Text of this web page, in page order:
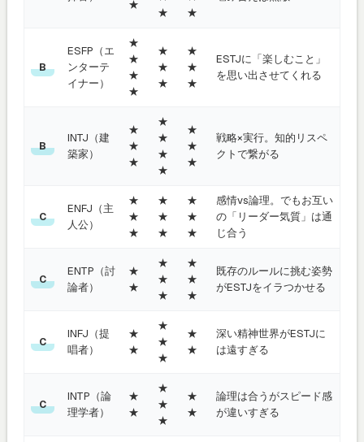
★
★
★
B
ESFP（エ
ンターテ
イナー）
★
★
★
★
★
★
★
★
★
★
ESTJに「楽しむこと」
を思い出させてくれる
B
INTJ（建
築家）
★
★
★
★
★
★
★
★
★
★
戦略×実行。知的リスペ
クトで繋がる
C
ENFJ（主
人公）
★
★
★
★
★
★
★
★
★
感情vs論理。でもお互い
の「リーダー気質」は通
じ合う
C
ENTP（討
論者）
★
★
★
★
★
★
★
★
既存のルールに挑む姿勢
がESTJをイラつかせる
C
INFJ（提
唱者）
★
★
★
★
★
★
★
深い精神世界がESTJに
は遠すぎる
C
INTP（論
理学者）
★
★
★
★
★
★
★
論理は合うがスピード感
が違いすぎる